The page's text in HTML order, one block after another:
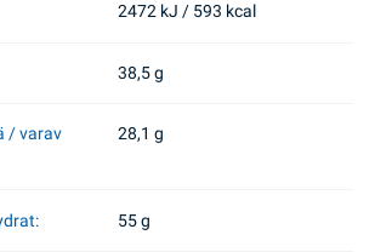
2472 kJ / 593 kcal
38,5 g
/ varav
28,1 g
55 g